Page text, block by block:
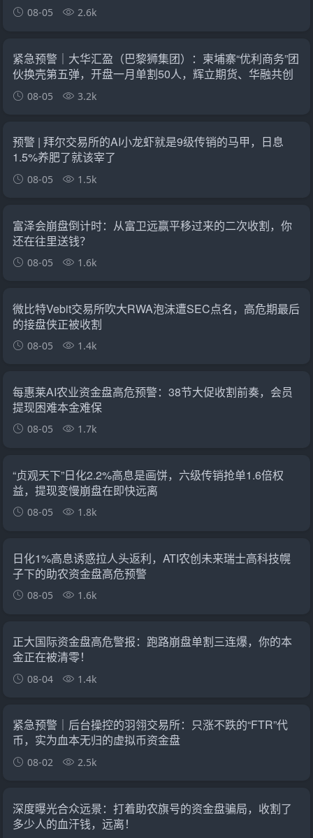
08-05 2.6k
紧急预警｜大华汇盈（巴黎狮集团）：柬埔寨“优利商务”团
伙换壳第五弹，开盘一月单割50人，辉立期货、华融共创
怎么崩的它就怎么崩
08-05 3.2k
预警 | 拜尔交易所的AI小龙虾就是9级传销的马甲，日息
1.5%养肥了就该宰了
08-05 1.5k
富泽会崩盘倒计时：从富卫远赢平移过来的二次收割，你
还在往里送钱？
08-05 1.6k
微比特Vebit交易所吹大RWA泡沫遭SEC点名，高危期最后
的接盘侠正被收割
08-05 1.4k
每惠莱AI农业资金盘高危预警：38节大促收割前奏，会员
提现困难本金难保
08-05 1.7k
“贞观天下”日化2.2%高息是画饼，六级传销抢单1.6倍权
益，提现变慢崩盘在即快远离
08-05 1.8k
日化1%高息诱惑拉人头返利，ATI农创未来瑞士高科技幌
子下的助农资金盘高危预警
08-05 1.6k
正大国际资金盘高危警报：跑路崩盘单割三连爆，你的本
金正在被清零！
08-04 1.4k
紧急预警｜后台操控的羽翎交易所：只涨不跌的“FTR”代
币，实为血本无归的虚拟币资金盘
08-02 2.5k
深度曝光合众远景：打着助农旗号的资金盘骗局，收割了
多少人的血汗钱，远离！